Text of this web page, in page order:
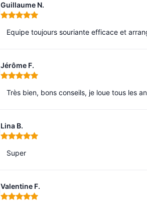
Guillaume N.
Note : 5 sur 5
Equipe toujours souriante efficace et
Jérôme F.
Note : 5 sur 5
Très bien, bons conseils, je loue tous les
Lina B.
Note : 5 sur 5
Super
Valentine F.
Note : 5 sur 5